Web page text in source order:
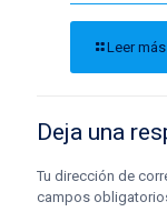
Leer más
Deja una
Tu dirección de
campos